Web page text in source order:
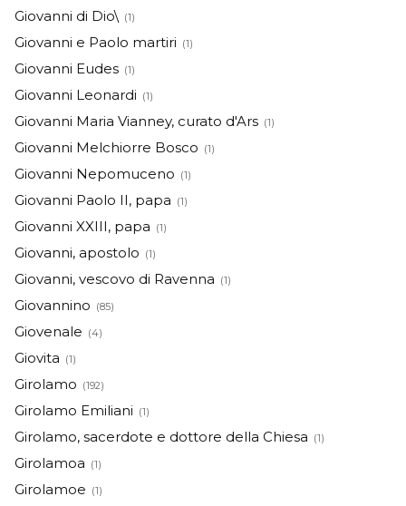
Giovanni di Dio\ (1)
Giovanni e Paolo martiri (1)
Giovanni Eudes (1)
Giovanni Leonardi (1)
Giovanni Maria Vianney, curato d'Ars (1)
Giovanni Melchiorre Bosco (1)
Giovanni Nepomuceno (1)
Giovanni Paolo II, papa (1)
Giovanni XXIII, papa (1)
Giovanni, apostolo (1)
Giovanni, vescovo di Ravenna (1)
Giovannino (85)
Giovenale (4)
Giovita (1)
Girolamo (192)
Girolamo Emiliani (1)
Girolamo, sacerdote e dottore della Chiesa (1)
Girolamoa (1)
Girolamoe (1)